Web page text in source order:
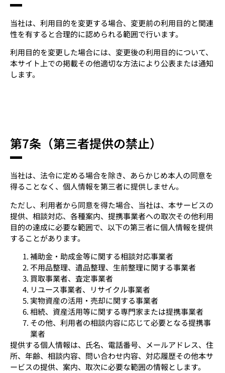
当社は、利用目的を変更する場合、変更前の利用目的と関連
性を有すると合理的に認められる範囲で行います。
利用目的を変更した場合には、変更後の利用目的について、
本サイト上での掲載その他適切な方法により公表または通知
します。
第7条（第三者提供の禁止）
当社は、法令に定める場合を除き、あらかじめ本人の同意を
得ることなく、個人情報を第三者に提供しません。
ただし、利用者から同意を得た場合、当社は、本サービスの
提供、相談対応、各種案内、提携事業者への取次その他利用
目的の達成に必要な範囲で、以下の第三者に個人情報を提供
することがあります。
補助金・助成金等に関する相談対応事業者
不用品整理、遺品整理、生前整理に関する事業者
買取事業者、査定事業者
リユース事業者、リサイクル事業者
実物資産の活用・売却に関する事業者
相続、資産活用等に関する専門家または提携事業者
その他、利用者の相談内容に応じて必要となる提携事
業者
提供する個人情報は、氏名、電話番号、メールアドレス、住
所、年齢、相談内容、問い合わせ内容、対応履歴その他本サ
ービスの提供、案内、取次に必要な範囲の情報とします。